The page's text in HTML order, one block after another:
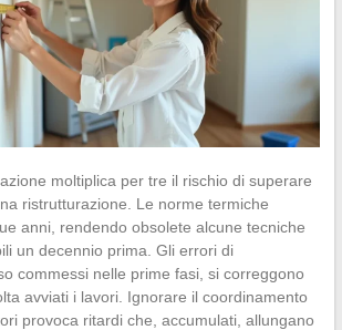
moltiplica per tre il rischio di superare
ristrutturazione. Le norme termiche
anni, rendendo obsolete alcune tecniche
un decennio prima. Gli errori di
commessi nelle prime fasi, si correggono
avviati i lavori. Ignorare il coordinamento
provoca ritardi che, accumulati, allungano